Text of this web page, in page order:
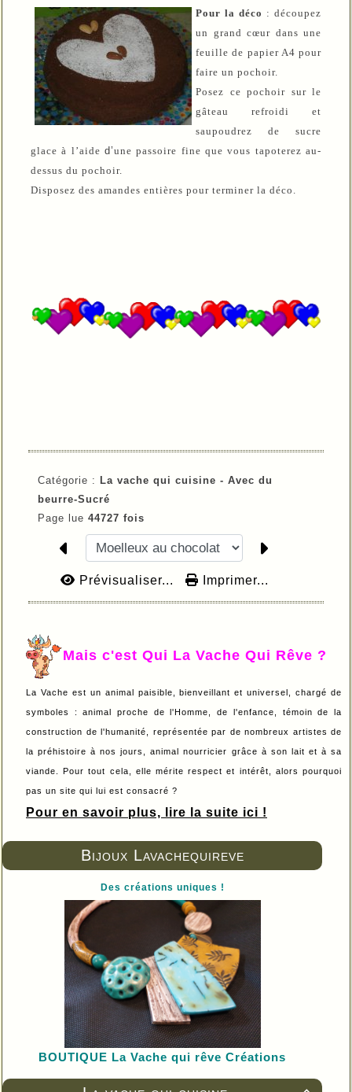
Bijoux Lavachequireve
Des créations uniques !
BOUTIQUE La Vache qui rêve Créations
Pour la déco : découpez
un grand cœur dans une
feuille de papier A4 pour
faire un pochoir.
Posez ce pochoir sur le
gâteau refroidi et
saupoudrez de sucre
glace à l’aide d’une passoire fine que vous tapoterez au-
dessus du pochoir.
Disposez des amandes entières pour terminer la déco.
Catégorie : La vache qui cuisine - Avec du
beurre-Sucré
Page lue 44727 fois
Prévisualiser... Imprimer...
Mais c'est Qui La Vache Qui Rêve ?
La Vache est un animal paisible, bienveillant et universel, chargé de
symboles : animal proche de l'Homme, de l'enfance, témoin de la
construction de l'humanité, représentée par de nombreux artistes de
la préhistoire à nos jours, animal nourricier grâce à son lait et à sa
viande. Pour tout cela, elle mérite respect et intérêt, alors pourquoi
pas un site qui lui est consacré ?
Pour en savoir plus, lire la suite ici !